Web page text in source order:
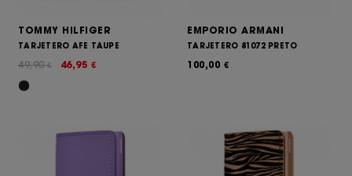
TOMMY HILFIGER
TARJETERO AFE TAUPE
46,95 €
49,90€
EMPORIO ARMANI
TARJETERO 81072 PRETO
100,00 €